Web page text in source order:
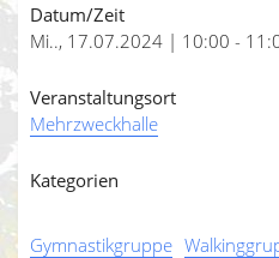
Datum/Zeit
Mi.., 17.07.2024 | 10:00 -
Veranstaltungsort
Mehrzweckhalle
Kategorien
Gymnastikgruppe